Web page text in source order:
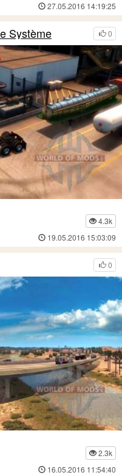
27.05.2016 14:19:25
0
Système
4.3k
19.05.2016 15:03:09
0
2.3k
16.05.2016 11:54:40